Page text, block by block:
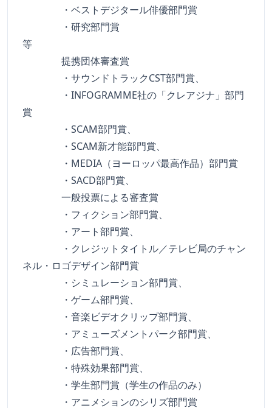
・ベストデジタール俳優部門賞
・研究部門賞
等
提携団体審査賞
・サウンドトラックCST部門賞、
・INFOGRAMME社の「クレアジナ」部門
賞
・SCAM部門賞、
・SCAM新才能部門賞、
・MEDIA（ヨーロッパ最高作品）部門賞
・SACD部門賞、
一般投票による審査賞
・フィクション部門賞、
・アート部門賞、
・クレジットタイトル／テレビ局のチャン
ネル・ロゴデザイン部門賞
・シミュレーション部門賞、
・ゲーム部門賞、
・音楽ビデオクリップ部門賞、
・アミューズメントパーク部門賞、
・広告部門賞、
・特殊効果部門賞、
・学生部門賞（学生の作品のみ）
・アニメションのシリズ部門賞